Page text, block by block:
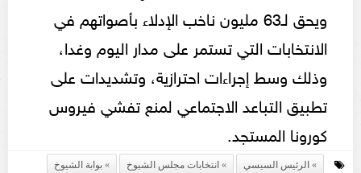
ويحق لـ63 مليون ناخب الإدلاء بأصواتهم في
الانتخابات التي تستمر على مدار اليوم وغدا،
وذلك وسط إجراءات احترازية، وتشديدات على
تطبيق التباعد الاجتماعي لمنع تفشي فيروس
كورونا المستجد.
الرئيس السيسي انتخابات مجلس الشيوخ بوابة الشيوخ